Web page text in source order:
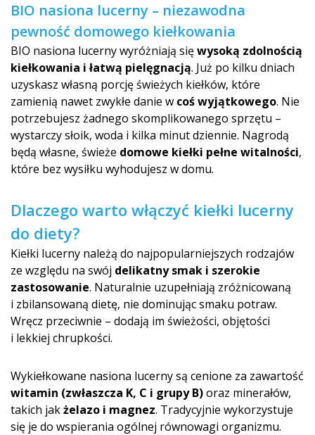
BIO nasiona lucerny – niezawodna
pewność domowego kiełkowania
BIO nasiona lucerny wyróżniają sięwysoką zdolnością
kiełkowania i łatwą pielęgnacją. Już po kilku dniach
uzyskasz własną porcję świeżych kiełków, które
zamienią nawet zwykłe danie w coś wyjątkowego. Nie
potrzebujesz żadnego skomplikowanego sprzętu –
wystarczy słoik, woda i kilka minut dziennie. Nagrodą
będą własne, świeże domowe kiełki pełne witalności,
które bez wysiłku wyhodujesz w domu.
Dlaczego warto włączyć kiełki lucerny
do diety?
Kiełki lucerny należą do najpopularniejszych rodzajów
ze względu na swój delikatny smak i szerokie
zastosowanie. Naturalnie uzupełniają zróżnicowaną
i zbilansowaną dietę, nie dominując smaku potraw.
Wręcz przeciwnie – dodają im świeżości, objętości
i lekkiej chrupkości.
Wykiełkowane nasiona lucerny są cenione za zawartość
witamin (zwłaszcza K, C i grupy B)oraz minerałów,
takich jakżelazo i magnez. Tradycyjnie wykorzystuje
się je do wspierania ogólnej równowagi organizmu.